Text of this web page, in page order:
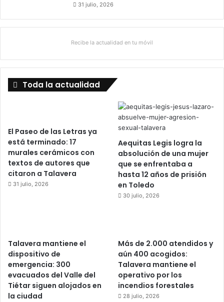
31 julio, 2026
Recibe la actualidad en tu móvil
Toda la actualidad
El Paseo de las Letras ya
está terminado: 17
murales cerámicos con
textos de autores que
citaron a Talavera
31 julio, 2026
Aequitas Legis logra la
absolución de una mujer
que se enfrentaba a
hasta 12 años de prisión
en Toledo
30 julio, 2026
Talavera mantiene el
dispositivo de
emergencia: 300
evacuados del Valle del
Tiétar siguen alojados en
la ciudad
Más de 2.000 atendidos y
aún 400 acogidos:
Talavera mantiene el
operativo por los
incendios forestales
28 julio, 2026